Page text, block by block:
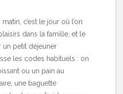
c’est le jour où l’on
dans la famille, et le
petit déjeuner
les codes habituels : on
ou un pain au
une baguette